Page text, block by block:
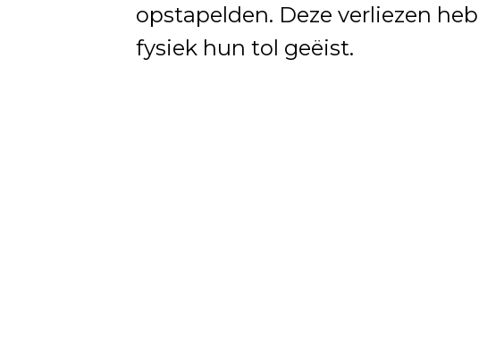
opstapelden. Deze verliezen
fysiek hun tol geëist.